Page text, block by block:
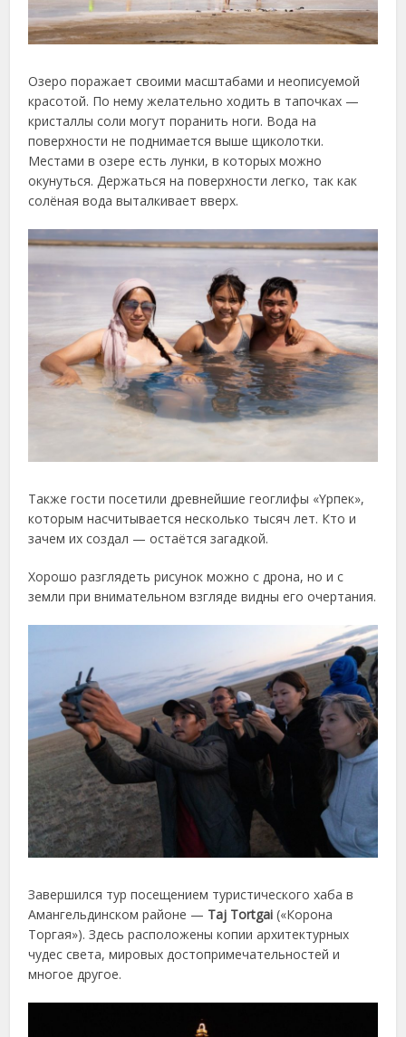
Озеро поражает своими масштабами и неописуемой
красотой. По нему желательно ходить в тапочках —
кристаллы соли могут поранить ноги. Вода на
поверхности не поднимается выше щиколотки.
Местами в озере есть лунки, в которых можно
окунуться. Держаться на поверхности легко, так как
солёная вода выталкивает вверх.
Также гости посетили древнейшие геоглифы «Үрпек»,
которым насчитывается несколько тысяч лет. Кто и
зачем их создал — остаётся загадкой.
Хорошо разглядеть рисунок можно с дрона, но и с
земли при внимательном взгляде видны его очертания.
Завершился тур посещением туристического хаба в
Амангельдинском районе — Taj Tortgai («Корона
Торгая»). Здесь расположены копии архитектурных
чудес света, мировых достопримечательностей и
многое другое.